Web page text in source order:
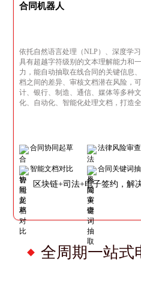
合同机器人
依托自然语言处理（NLP）、深度学
具有超越字符级别的文本理解能力和
力，能自动抽取在线合同的关键信息
档之间的差异、审核文档潜在风险，
计、银行、制造、通信、媒体等多种
化、自动化、智能化处理文档，打造
合同协同起草 法律风险审查
智能文档对比 合同关键词
全周期一站式
区块链+司法+电子签约，解